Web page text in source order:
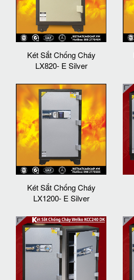
Két Sắt Chống Cháy
LX820- E Silver
Két Sắt Chống Cháy
LX1200- E Silver